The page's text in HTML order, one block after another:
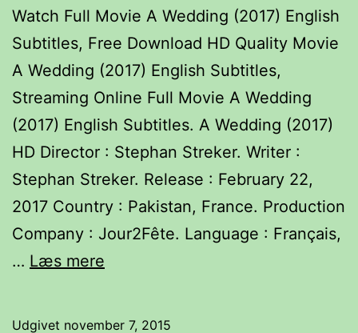
Watch Full Movie A Wedding (2017) English
Subtitles, Free Download HD Quality Movie
A Wedding (2017) English Subtitles,
Streaming Online Full Movie A Wedding
(2017) English Subtitles. A Wedding (2017)
HD Director : Stephan Streker. Writer :
Stephan Streker. Release : February 22,
2017 Country : Pakistan, France. Production
Company : Jour2Fête. Language : Français,
… Læs mere
Udgivet november 7, 2015